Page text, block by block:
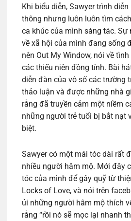
Khi biểu diễn, Sawyer trình
thông nhưng luôn luôn tìm
ca khúc của mình sáng tác. Sự
về xã hội của mình đang sống
nên Out My Window, nói về
các thiếu niên đồng tính. Bài
diễn đàn của vô số các trường
thảo luận và được những nhà
rằng đã truyền cảm một niềm
những người trẻ tuổi bị bắt nạt
biệt.
Sawyer có một mái tóc dài rất
nhiều người hâm mộ. Mới đây
tóc của mình để gây quỹ từ
Locks of Love, và nói trên
ủi những người hâm mộ thích
rằng “rồi nó sẽ mọc lại nhanh